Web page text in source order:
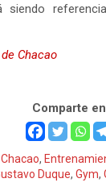
siendo
Chacao
Comparte
,
Duque, Gym,